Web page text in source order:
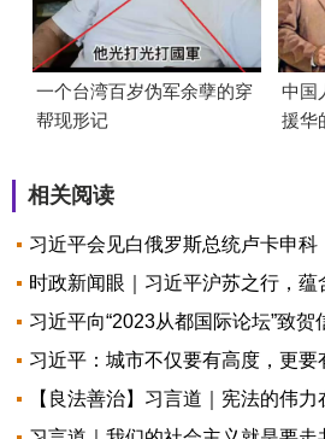
一个台湾百岁伪军余孽的穿
帮现形记
中国
援华
相关阅读
习近平会见白俄罗斯总统卢卡申科
时政新闻眼｜习近平沪苏之行，蕴
习近平向“2023从都国际论坛”致贺
习近平：城市不仅要有高度，更要
【良法善治】习言道｜宪法的伟